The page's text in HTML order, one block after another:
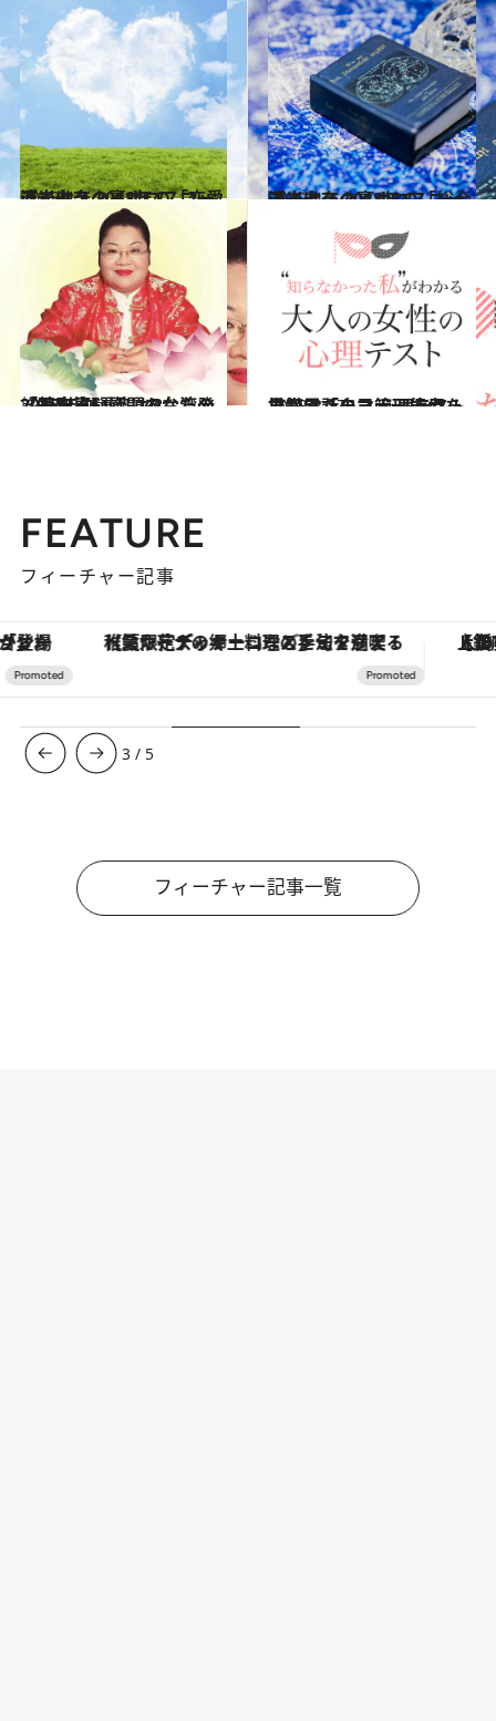
2018.4.8
流光七奈の裏ホロスコープで占う 2018年の「恋愛運」は？
ライフスタイル 2018.4.1
流光七奈の裏ホロスコープで占う 2018年の「総合運」は？
ライフスタイル
2018.2.16
【特別篇】話題の台湾発「干支占い」 あなたの2018年の運勢は？
旅＆お出かけ 2018.3.17
携帯電話のマナー違反を見かけたら？ 心理テストで知る「自己管理能力」
占い
FEATURE
フィーチャー記事
【夏限定ディナーコース】旬を迎える稚鮎や花ズッキーニなどをイタリア・トスカーナの郷土料理の手法で満喫！ 【銀座で出合う最旬美容】美髪ケアや
3 / 5
フィーチャー記事一覧